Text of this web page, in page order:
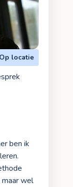
Op locatie
ben ik
wel